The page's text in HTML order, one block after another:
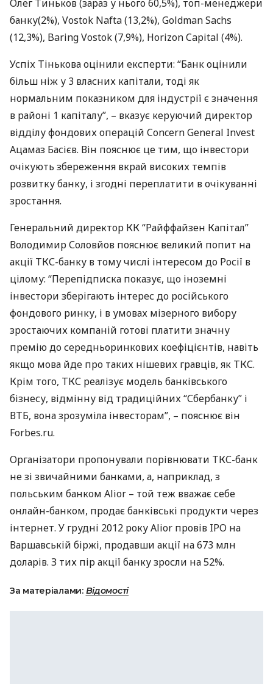
Олег Тиньков (зараз у нього 60,5%), топ-менеджери
банку(2%), Vostok Nafta (13,2%), Goldman Sachs
(12,3%), Baring Vostok (7,9%), Horizon Capital (4%).
Успіх Тінькова оцінили експерти: “Банк оцінили
більш ніж у 3 власних капітали, тоді як
нормальним показником для індустрії є значення
в районі 1 капіталу”, – вказує керуючий директор
відділу фондових операцій Concern General Invest
Ацамаз Басієв. Він пояснює це тим, що інвестори
очікують збереження вкрай високих темпів
розвитку банку, і згодні переплатити в очікуванні
зростання.
Генеральний директор КК “Райффайзен Капітал”
Володимир Соловйов пояснює великий попит на
акції ТКС-банку в тому числі інтересом до Росії в
цілому: “Перепідписка показує, що іноземні
інвестори зберігають інтерес до російського
фондового ринку, і в умовах мізерного вибору
зростаючих компаній готові платити значну
премію до середньоринкових коефіцієнтів, навіть
якщо мова йде про таких нішевих гравців, як ТКС.
Крім того, ТКС реалізує модель банківського
бізнесу, відмінну від традиційних “Сбербанку” і
ВТБ, вона зрозуміла інвесторам”, – пояснює він
Forbes.ru.
Організатори пропонували порівнювати ТКС-банк
не зі звичайними банками, а, наприклад, з
польським банком Alior – той теж вважає себе
онлайн-банком, продає банківські продукти через
інтернет. У грудні 2012 року Alior провів IPO на
Варшавській біржі, продавши акції на 673 млн
доларів. З тих пір акції банку зросли на 52%.
За матеріалами: Відомості